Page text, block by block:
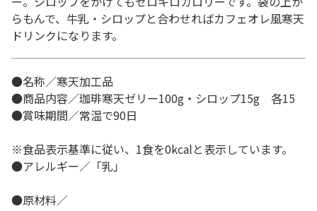
らもんで、牛乳・シロップと合わせればカフェオレ風寒天
ドリンクになります。
●名称／寒天加工品
●商品内容／珈琲寒天ゼリー100g・シロップ15g 各15
●賞味期間／常温で90日
※食品表示基準に従い、1食を0kcalと表示しています。
●アレルギー／「乳」
●原材料／